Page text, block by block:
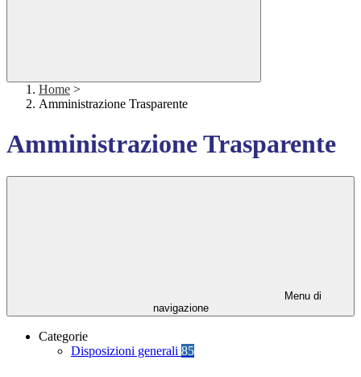
Home >
Amministrazione Trasparente
Amministrazione Trasparente
Menu di
navigazione
Categorie
Disposizioni generali 85